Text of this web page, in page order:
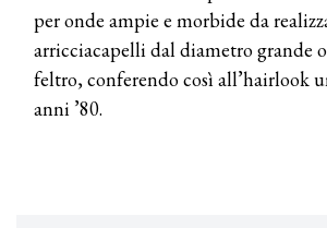
per onde ampie e morbide da
arricciacapelli dal diametro grande
feltro, conferendo così all’hairlook
anni ’80.
eco-sostenibile linea di prodotti
professionali
DAVINES
Davines presenta cofanetti beauty